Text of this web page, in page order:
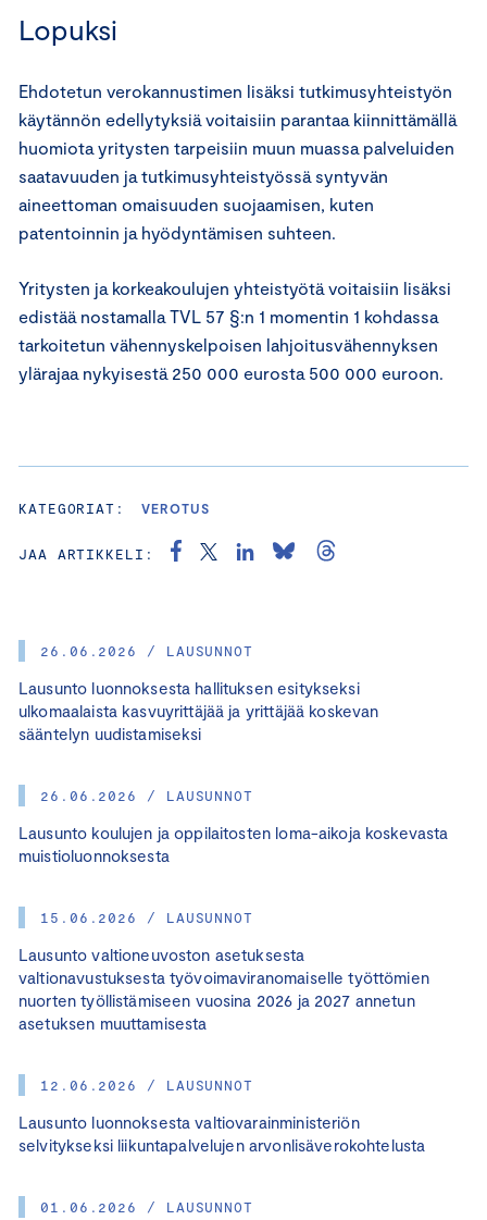
26.06.2026 / LAUSUNNOT
Lausunto luonnoksesta hallituksen esitykseksi
ulkomaalaista kasvuyrittäjää ja yrittäjää koskevan
sääntelyn uudistamiseksi
26.06.2026 / LAUSUNNOT
Lausunto koulujen ja oppilaitosten loma-aikoja koskevasta
muistioluonnoksesta
15.06.2026 / LAUSUNNOT
Lausunto valtioneuvoston asetuksesta
valtionavustuksesta työvoimaviranomaiselle työttömien
nuorten työllistämiseen vuosina 2026 ja 2027 annetun
asetuksen muuttamisesta
12.06.2026 / LAUSUNNOT
Lausunto luonnoksesta valtiovarainministeriön
selvitykseksi liikuntapalvelujen arvonlisäverokohtelusta
01.06.2026 / LAUSUNNOT
Lopuksi
Ehdotetun verokannustimen lisäksi tutkimusyhteistyön
käytännön edellytyksiä voitaisiin parantaa kiinnittämällä
huomiota yritysten tarpeisiin muun muassa palveluiden
saatavuuden ja tutkimusyhteistyössä syntyvän
aineettoman omaisuuden suojaamisen, kuten
patentoinnin ja hyödyntämisen suhteen.
Yritysten ja korkeakoulujen yhteistyötä voitaisiin lisäksi
edistää nostamalla TVL 57 §:n 1 momentin 1 kohdassa
tarkoitetun vähennyskelpoisen lahjoitusvähennyksen
ylärajaa nykyisestä 250 000 eurosta 500 000 euroon.
KATEGORIAT: VEROTUS
JAA ARTIKKELI: